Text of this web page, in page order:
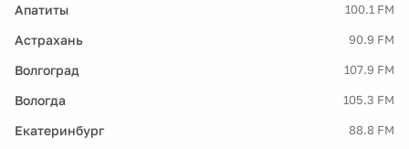
Апатиты 100.1 FM
Астрахань 90.9 FM
Волгоград 107.9 FM
Вологда 105.3 FM
Екатеринбург 88.8 FM